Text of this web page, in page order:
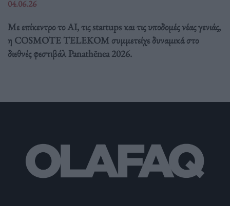
04.06.26
Με επίκεντρο το AI, τις startups και τις υποδομές νέας γενιάς,
η COSMOTE TELEKOM συμμετείχε δυναμικά στο
διεθνές φεστιβάλ Panathēnea 2026.